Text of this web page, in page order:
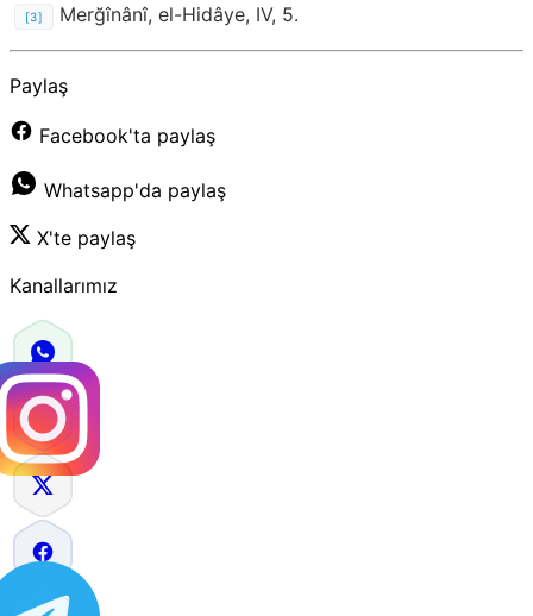
[3] Merğînânî, el-Hidâye, IV, 5.
Paylaş
Facebook'ta paylaş
Whatsapp'da paylaş
X'te paylaş
Kanallarımız